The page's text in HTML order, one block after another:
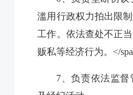
滥用行政权力拍出限
工作。依法查处不正
贩私等经济行为。</
7 、负责依法监